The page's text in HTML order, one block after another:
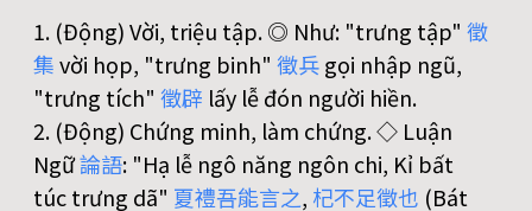
1. (Động) Vời, triệu tập. ◎ Như: "trưng tập" 徵
集vời họp, "trưng binh" 徵兵gọi nhập ngũ,
"trưng tích" 徵辟 lấy lễ đón người hiền.
2. (Động) Chứng minh, làm chứng. ◇ Luận
Ngữ論語: "Hạ lễ ngô năng ngôn chi, Kỉ bất
túc trưng dã" 夏禮吾能言之, 杞不足徵也 (Bát